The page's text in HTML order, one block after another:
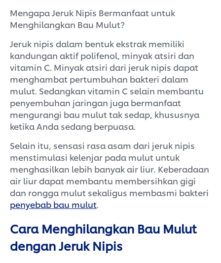
Mengapa Jeruk Nipis Bermanfaat untuk
Menghilangkan Bau Mulut?
Jeruk nipis dalam bentuk ekstrak memiliki
kandungan aktif polifenol, minyak atsiri dan
vitamin C. Minyak atsiri dari jeruk nipis dapat
menghambat pertumbuhan bakteri dalam
mulut. Sedangkan vitamin C selain membantu
penyembuhan jaringan juga bermanfaat
mengurangi bau mulut tak sedap, khususnya
ketika Anda sedang berpuasa.
Selain itu, sensasi rasa asam dari jeruk nipis
menstimulasi kelenjar pada mulut untuk
menghasilkan lebih banyak air liur. Keberadaan
air liur dapat membantu membersihkan gigi
dan rongga mulut sekaligus membasmi bakteri
penyebab bau mulut.
Cara Menghilangkan Bau Mulut
dengan Jeruk Nipis